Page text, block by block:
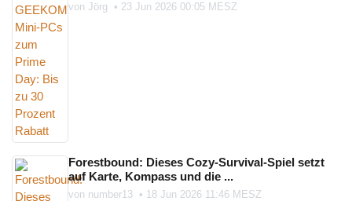
von Jörg • 23 Jun 2026 00:05 MESZ
Forestbound: Dieses Cozy-Survival-Spiel setzt
auf Karte, Kompass und die ...
von number13 • 18 Jun 2026 11:46 MESZ